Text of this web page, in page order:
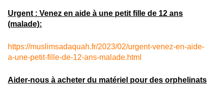
Urgent : Venez en aide à une petit fille de 12 ans
(malade):
https://muslimsadaquah.fr/2023/02/urgent-venez-en-aide-
a-une-petit-fille-de-12-ans-malade.html
Aider-nous à acheter du matériel pour des orphelinats